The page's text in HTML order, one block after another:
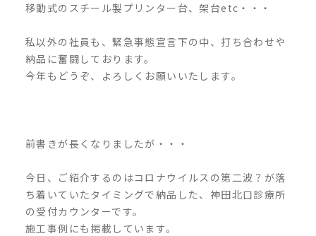
移動式のスチール製プリンター台、架台etc・・・
私以外の社員も、緊急事態宣言下の中、打ち合わせや
納品に奮闘しております。
今年もどうぞ、よろしくお願いいたします。
前書きが長くなりましたが・・・
今日、ご紹介するのはコロナウイルスの第二波？が落
ち着いていたタイミングで納品した、神田北口診療所
の受付カウンターです。
施工事例にも掲載しています。